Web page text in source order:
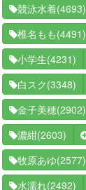
競泳水着(4693)
椎名もも (4491)
小学生(4231)
白スク (3348)
金子美穂(2902)
濃紺(2603)
牧原あゆ(2577)
水濡れ(2492)